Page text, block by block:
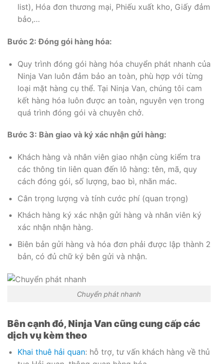
list), Hóa đơn thương mại, Phiếu xuất kho, Giấy đảm
bảo,…
Bước 2: Đóng gói hàng hóa:
Quy trình đóng gói hàng hóa chuyển phát nhanh của
Ninja Van luôn đảm bảo an toàn, phù hợp với từng
loại mặt hàng cụ thể. Tại Ninja Van, chúng tôi cam
kết hàng hóa luôn được an toàn, nguyên vẹn trong
quá trình đóng gói và chuyên chở.
Bước 3: Bàn giao và ký xác nhận gửi hàng:
Khách hàng và nhân viên giao nhận cùng kiểm tra
các thông tin liên quan đến lô hàng: tên, mã, quy
cách đóng gói, số lượng, bao bì, nhãn mác.
Cân trọng lượng và tính cước phí (quan trọng)
Khách hàng ký xác nhận gửi hàng và nhân viên ký
xác nhận nhận hàng.
Biên bản gửi hàng và hóa đơn phải được lập thành 2
bản, có đủ chữ ký bên gửi và nhận.
Chuyển phát nhanh
Bên cạnh đó, Ninja Van cũng cung cấp các
dịch vụ kèm theo
Khai thuê hải quan: hỗ trợ, tư vấn khách hàng về thủ